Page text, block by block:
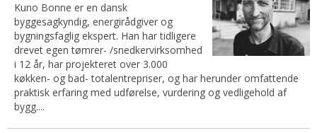
Reparation Og Vedligehold
Alt Om Køkkenet
Om Materialer
Om Værktøj
Andet
Kuno Bonne er en dansk
byggesagkyndig, energirådgiver og
bygningsfaglig ekspert. Han har tidligere
drevet egen tømrer- /snedkervirksomhed
i 12 år, har projekteret over 3.000
køkken- og bad- totalentrepriser, og har herunder omfattende
praktisk erfaring med udførelse, vurdering og vedligehold af
bygg....